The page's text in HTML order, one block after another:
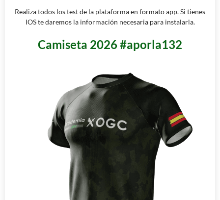
Realiza todos los test de la plataforma en formato app. Si tienes
IOS te daremos la información necesaria para instalarla.
Camiseta 2026 #aporla132